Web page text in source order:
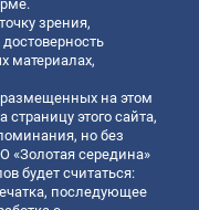
зрения,
материалах,
на этом
этого сайта,
но без
«Золотая середина»
будет считаться:
последующее